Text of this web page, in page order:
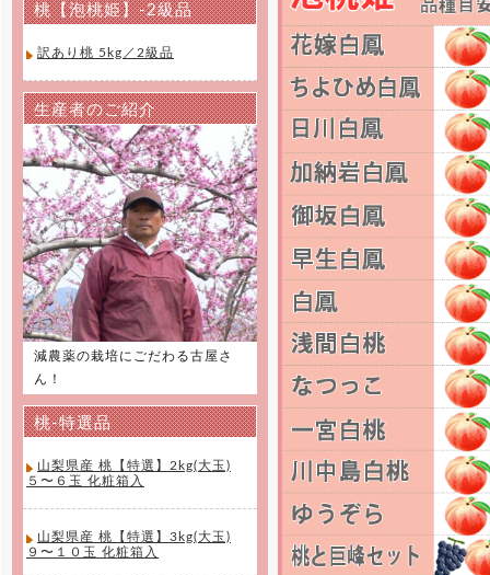
桃【泡桃姫】-2級品
訳あり桃 5kg／2級品
生産者のご紹介
減農薬の栽培にごだわる古屋さ
ん！
桃-特選品
山梨県産 桃【特選】2kg(大玉)
５〜６玉 化粧箱入
山梨県産 桃【特選】3kg(大玉)
９〜１０玉 化粧箱入